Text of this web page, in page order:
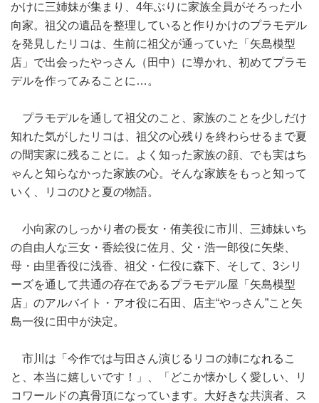
かけに三姉妹が集まり、4年ぶりに家族全員がそろった小
向家。祖父の遺品を整理していると作りかけのプラモデル
を発見したリコは、生前に祖父が通っていた「矢島模型
店」で出会ったやっさん（田中）に導かれ、初めてプラモ
デルを作ってみることに…。
プラモデルを通して祖父のこと、家族のことを少しだけ
知れた気がしたリコは、祖父の心残りを終わらせるまで夏
の間実家に残ることに。よく知った家族の顔、でも実はち
ゃんと知らなかった家族の心。そんな家族をもっと知って
いく、リコのひと夏の物語。
小向家のしっかり者の長女・侑美役に市川、三姉妹いち
の自由人な三女・香絵役に佐月、父・浩一郎役に矢柴、
母・由里香役に浅香、祖父・仁役に森下、そして、3シリ
ーズを通して共通の存在であるプラモデル屋「矢島模型
店」のアルバイト・アオ役に石田、店主“やっさん”こと矢
島一役に田中が決定。
市川は「今作では与田さん演じるリコの姉になれるこ
と、本当に嬉しいです！」、「どこか懐かしく愛しい、リ
コワールドの真骨頂になっています。大好きな共演者、ス